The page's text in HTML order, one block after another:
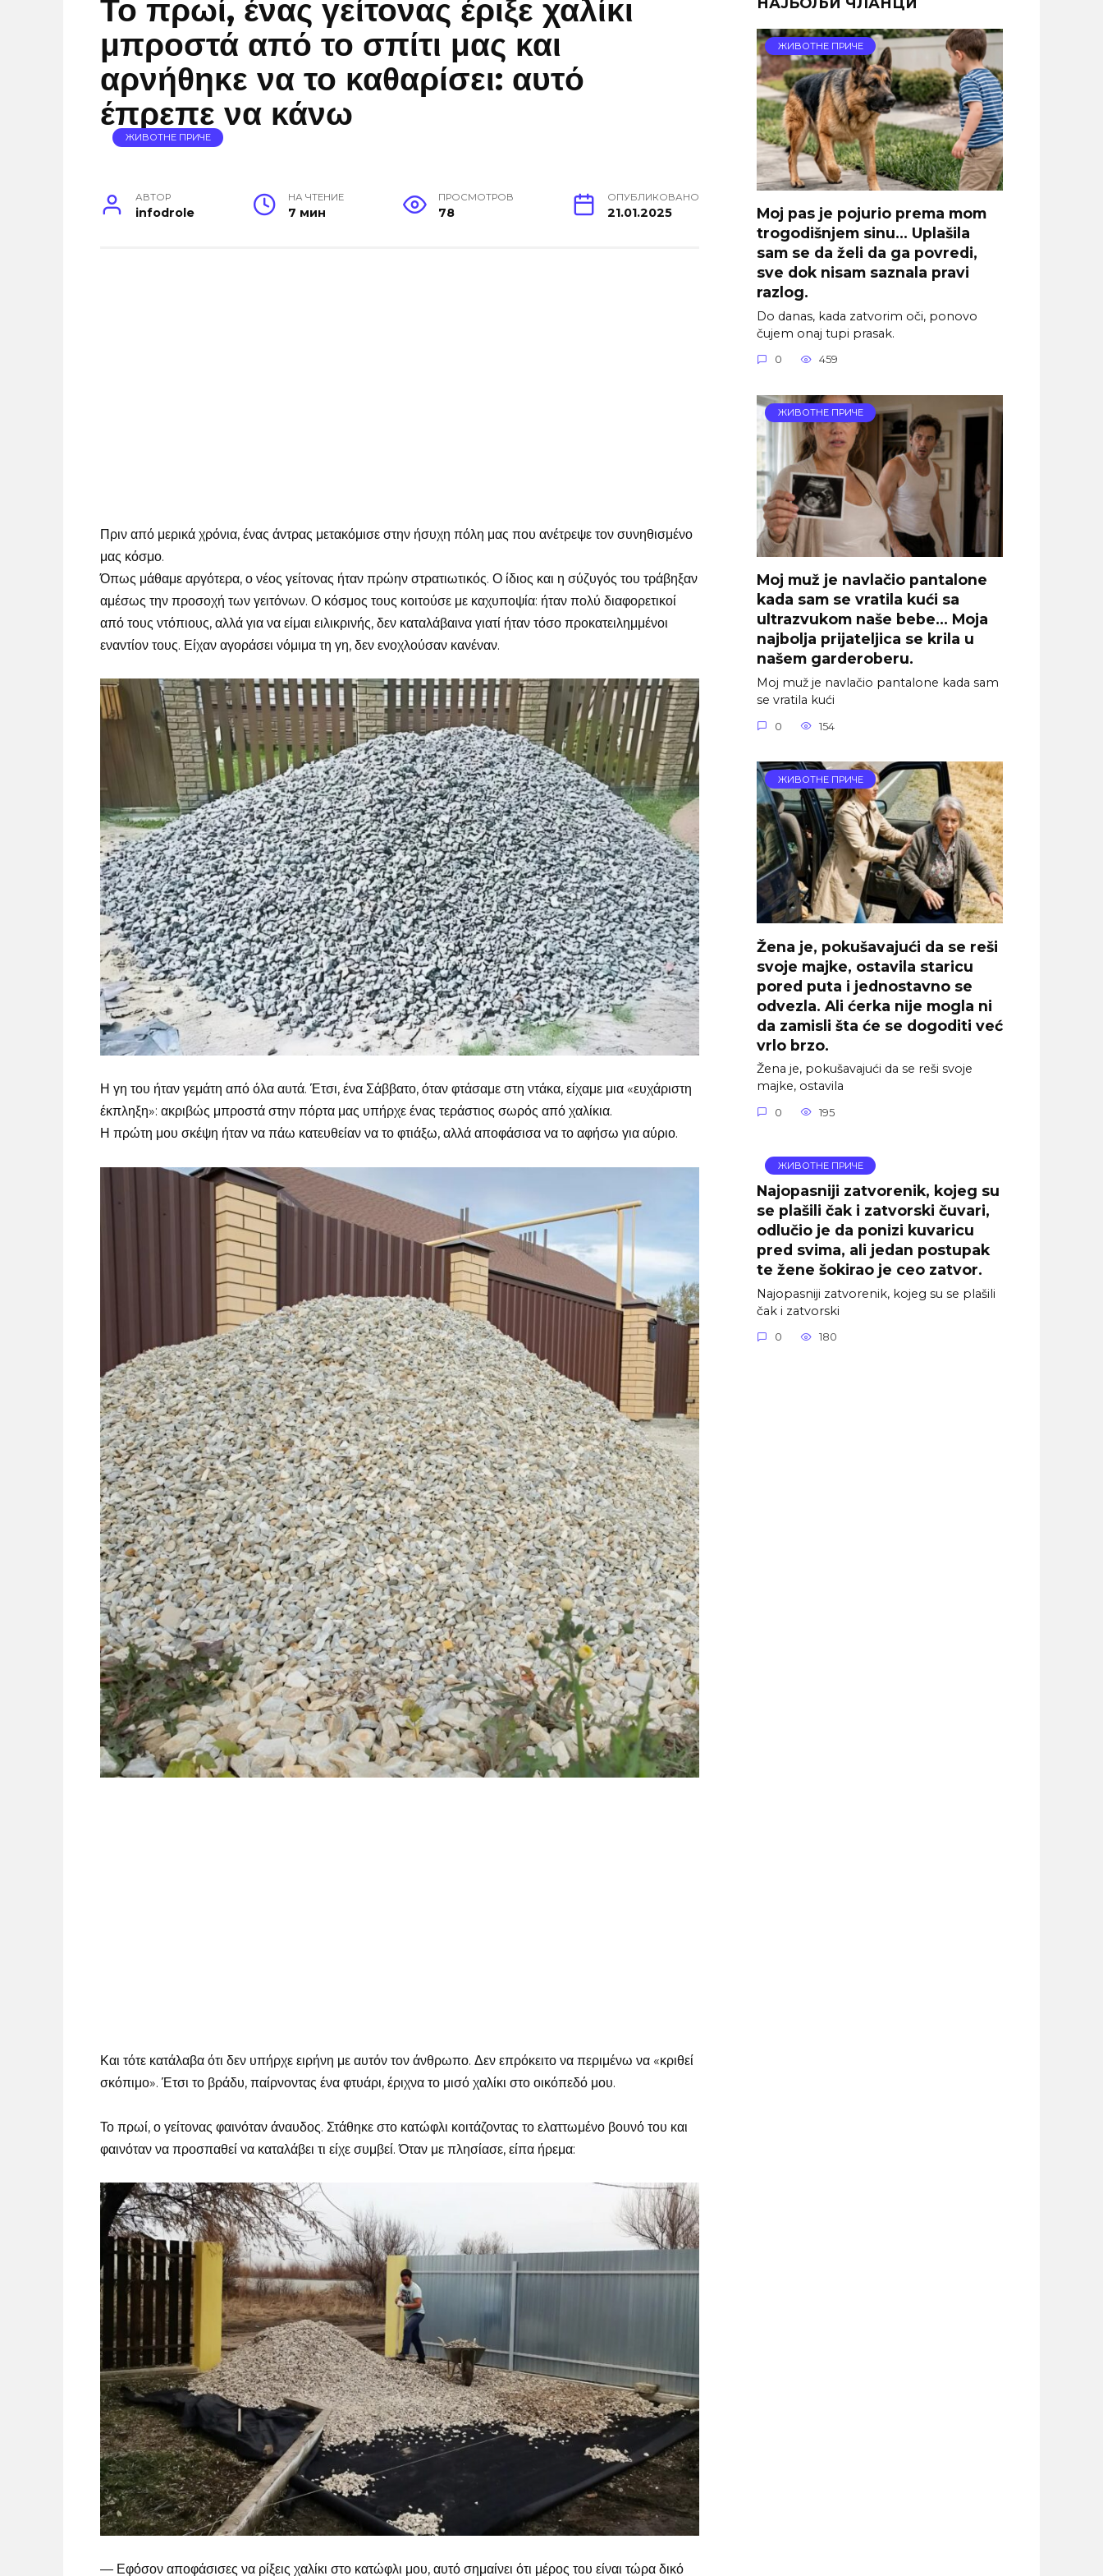
Το πρωί, ένας γείτονας έριξε χαλίκι
μπροστά από το σπίτι μας και
αρνήθηκε να το καθαρίσει: αυτό
έπρεπε να κάνω
ЖИВОТНЕ ПРИЧЕ
АВТОР
infodrole
НА ЧТЕНИЕ
7 мин
ПРОСМОТРОВ
78
ОПУБЛИКОВАНО
21.01.2025
Πριν από μερικά χρόνια, ένας άντρας μετακόμισε στην ήσυχη πόλη μας που ανέτρεψε τον συνηθισμένο
μας κόσμο.
Όπως μάθαμε αργότερα, ο νέος γείτονας ήταν πρώην στρατιωτικός. Ο ίδιος και η σύζυγός του τράβηξαν
αμέσως την προσοχή των γειτόνων. Ο κόσμος τους κοιτούσε με καχυποψία: ήταν πολύ διαφορετικοί
από τους ντόπιους, αλλά για να είμαι ειλικρινής, δεν καταλάβαινα γιατί ήταν τόσο προκατειλημμένοι
εναντίον τους. Είχαν αγοράσει νόμιμα τη γη, δεν ενοχλούσαν κανέναν.
Η γη του ήταν γεμάτη από όλα αυτά. Έτσι, ένα Σάββατο, όταν φτάσαμε στη ντάκα, είχαμε μια «ευχάριστη
έκπληξη»: ακριβώς μπροστά στην πόρτα μας υπήρχε ένας τεράστιος σωρός από χαλίκια.
Η πρώτη μου σκέψη ήταν να πάω κατευθείαν να το φτιάξω, αλλά αποφάσισα να το αφήσω για αύριο.
Και τότε κατάλαβα ότι δεν υπήρχε ειρήνη με αυτόν τον άνθρωπο. Δεν επρόκειτο να περιμένω να «κριθεί
σκόπιμο». Έτσι το βράδυ, παίρνοντας ένα φτυάρι, έριχνα το μισό χαλίκι στο οικόπεδό μου.
Το πρωί, ο γείτονας φαινόταν άναυδος. Στάθηκε στο κατώφλι κοιτάζοντας το ελαττωμένο βουνό του και
φαινόταν να προσπαθεί να καταλάβει τι είχε συμβεί. Όταν με πλησίασε, είπα ήρεμα:
— Εφόσον αποφάσισες να ρίξεις χαλίκι στο κατώφλι μου, αυτό σημαίνει ότι μέρος του είναι τώρα δικό
ЖИВОТНЕ ПРИЧЕ
Moj pas je pojurio prema mom
trogodišnjem sinu… Uplašila
sam se da želi da ga povredi,
sve dok nisam saznala pravi
razlog.
Do danas, kada zatvorim oči, ponovo
čujem onaj tupi prasak.
0 459
ЖИВОТНЕ ПРИЧЕ
Moj muž je navlačio pantalone
kada sam se vratila kući sa
ultrazvukom naše bebe… Moja
najbolja prijateljica se krila u
našem garderoberu.
Moj muž je navlačio pantalone kada sam
se vratila kući
0 154
ЖИВОТНЕ ПРИЧЕ
Žena je, pokušavajući da se reši
svoje majke, ostavila staricu
pored puta i jednostavno se
odvezla. Ali ćerka nije mogla ni
da zamisli šta će se dogoditi već
vrlo brzo.
Žena je, pokušavajući da se reši svoje
majke, ostavila
0 195
ЖИВОТНЕ ПРИЧЕ
Najopasniji zatvorenik, kojeg su
se plašili čak i zatvorski čuvari,
odlučio je da ponizi kuvaricu
pred svima, ali jedan postupak
te žene šokirao je ceo zatvor.
Najopasniji zatvorenik, kojeg su se plašili
čak i zatvorski
0 180